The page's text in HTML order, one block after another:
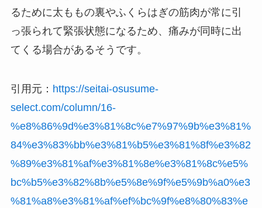
るために太ももの裏やふくらはぎの筋肉が常に引
っ張られて緊張状態になるため、痛みが同時に出
てくる場合があるそうです。
引用元： https://seitai-osusume-
select.com/column/16-
%e8%86%9d%e3%81%8c%e7%97%9b%e3%81%
84%e3%83%bb%e3%81%b5%e3%81%8f%e3%82
%89%e3%81%af%e3%81%8e%e3%81%8c%e5%
bc%b5%e3%82%8b%e5%8e%9f%e5%9b%a0%e3
%81%a8%e3%81%af%ef%bc%9f%e8%80%83%e